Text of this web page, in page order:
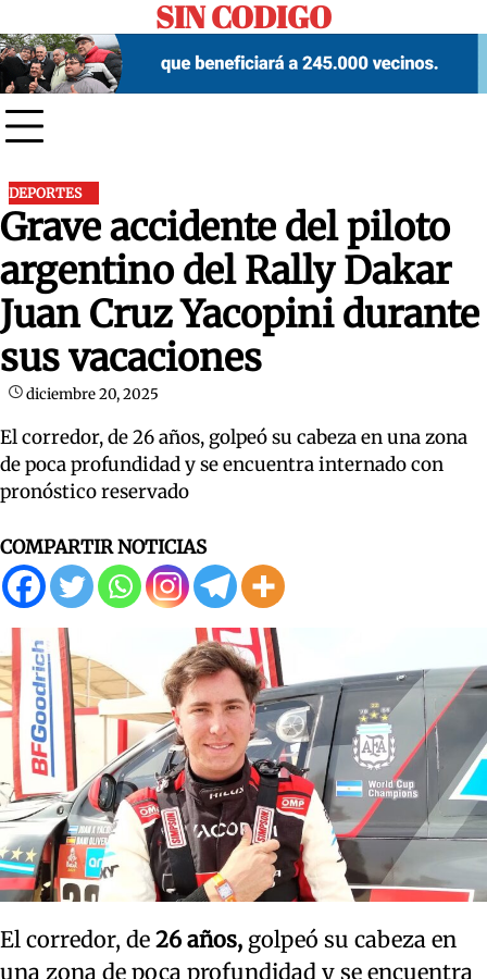
to
content
SIN CODIGO
DEPORTES
Grave accidente del piloto
argentino del Rally Dakar
Juan Cruz Yacopini durante
sus vacaciones
diciembre 20, 2025
El corredor, de 26 años, golpeó su cabeza en una zona
de poca profundidad y se encuentra internado con
pronóstico reservado
COMPARTIR NOTICIAS
El corredor, de 26 años, golpeó su cabeza en
una zona de poca profundidad y se encuentra